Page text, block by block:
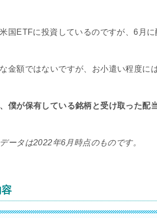
国ETFに投資しているのですが、6月に
金額ではないですが、お小遣い程度に
僕が保有している銘柄と受け取った配
ータは2022年6月時点のものです。